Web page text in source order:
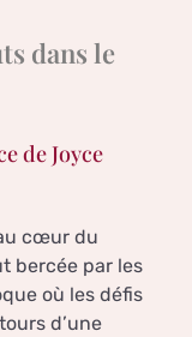
dans le
de Joyce
cœur du
bercée par les
où les défis
d’une